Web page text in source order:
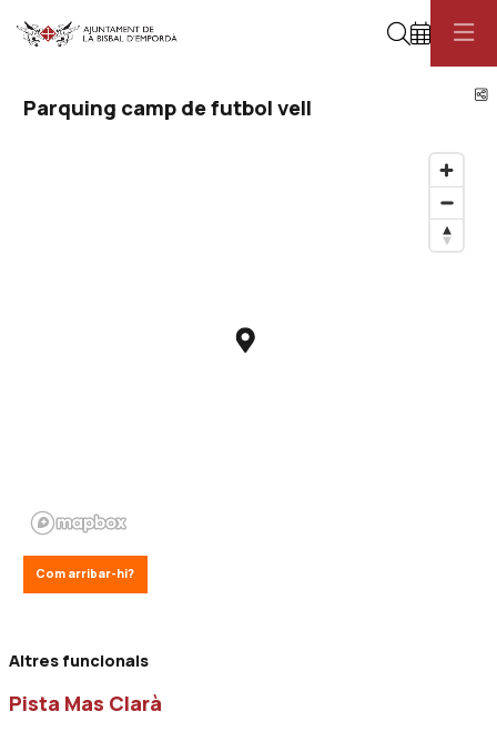
Cerca
Parquing camp de futbol vell
Com arribar-hi?
Altres funcionals
Pista Mas Clarà